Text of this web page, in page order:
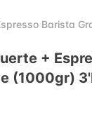
Barista
+
(1000gr)